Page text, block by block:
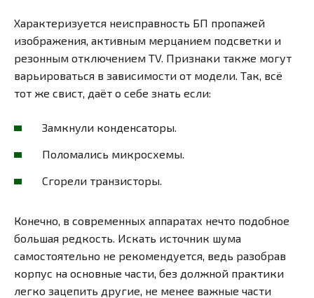
Характеризуется неисправность БП пропажей
изображения, активным мерцанием подсветки и
резонным отключением TV. Признаки также могут
варьироваться в зависимости от модели. Так, всё
тот же свист, даёт о себе знать если:
Замкнули конденсаторы.
Поломались микросхемы.
Сгорели транзисторы.
Конечно, в современных аппаратах нечто подобное
большая редкость. Искать источник шума
самостоятельно не рекомендуется, ведь разобрав
корпус на основные части, без должной практики
легко зацепить другие, не менее важные части